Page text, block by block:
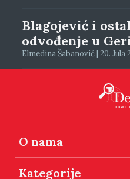
Blagojević i
odvođenje u
Elmedina Šabanović | 20. Jula
O nama
Kategorije